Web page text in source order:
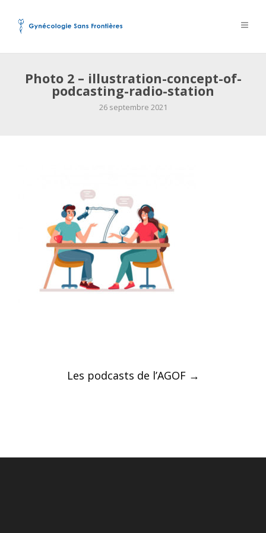
Photo 2 – illustration-concept-of-
podcasting-radio-station
26 septembre 2021
navigation
Les podcasts de l’AGOF →